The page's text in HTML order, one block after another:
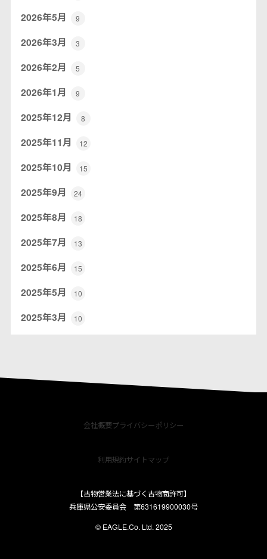
2026年5月 9
2026年3月 3
2026年2月 5
2026年1月 9
2025年12月 8
2025年11月 12
2025年10月 15
2025年9月 24
2025年8月 18
2025年7月 13
2025年6月 15
2025年5月 10
2025年3月 10
会社概要プライバシーポリシー
利用規約サイトマップ
【古物営業法に基づく古物商許可】
兵庫県公安委員会 第631619900030号
© EAGLE.Co. Ltd. 2025